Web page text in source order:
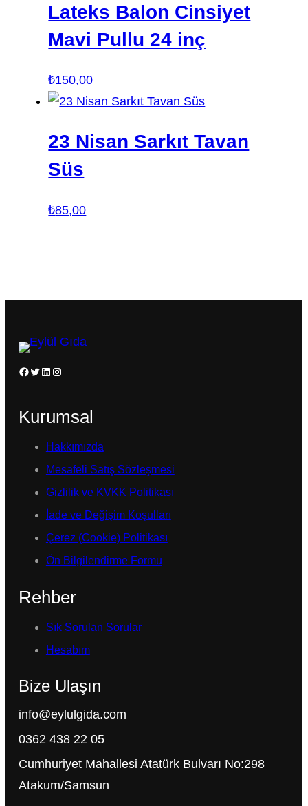
Lateks Balon Cinsiyet
Mavi Pullu 24 inç
₺150,00
23 Nisan Sarkıt Tavan
Süs
₺85,00
Facebook Twitter LinkedIn Instagram
Kurumsal
Hakkımızda
Mesafeli Satış Sözleşmesi
Gizlilik ve KVKK Politikası
İade ve Değişim Koşulları
Çerez (Cookie) Politikası
Ön Bilgilendirme Formu
Rehber
Sık Sorulan Sorular
Hesabım
Bize Ulaşın
info@eylulgida.com
0362 438 22 05
Cumhuriyet Mahallesi Atatürk Bulvarı No:298
Atakum/Samsun